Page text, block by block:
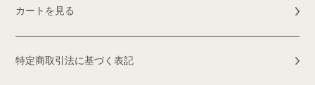
カートを見る
特定商取引法に基づく表記